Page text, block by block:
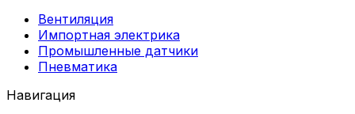
Вентиляция
Импортная электрика
Промышленные датчики
Пневматика
Навигация